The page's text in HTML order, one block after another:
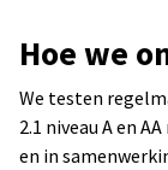
Hoe we
We testen
2.1 niveau A en
en in